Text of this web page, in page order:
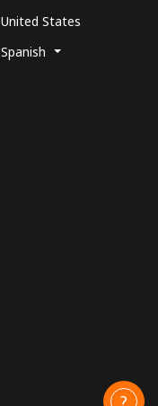
United States
Spanish